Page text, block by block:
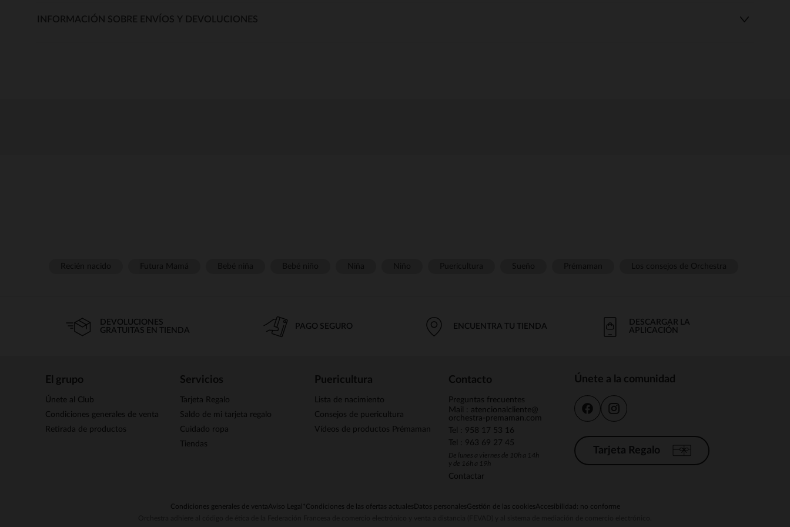
INFORMACIÓN SOBRE ENVÍOS Y DEVOLUCIONES
DEVOLUCIONES
GRATUITAS EN TIENDA
PAGO SEGURO ENCUENTRA TU TIENDA
DESCARGAR LA
APLICACIÓN
El grupo
Únete al Club
Condiciones generales de venta
Retirada de productos
Servicios
Tarjeta Regalo
Saldo de mi tarjeta regalo
Cuidado ropa
Tiendas
Puericultura
Lista de nacimiento
Consejos de puericultura
Vídeos de productos Prémaman
Contacto
Preguntas frecuentes
Mail : atencionalcliente@
orchestra-premaman.com
Tel : 958 17 53 16
Tel : 963 69 27 45
De lunes a viernes de 10h a 14h
y de 16h a 19h
Contactar
Únete a la comunidad
Tarjeta Regalo
Condiciones generales de ventaAviso Legal *Condiciones de las ofertas actuales Datos personalesGestión de las cookiesAccesibilidad: no conforme